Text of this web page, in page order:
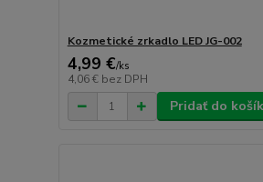
Kozmetické zrkadlo LED JG-002
4,99 €/ks
4,06 € bez DPH
Pridať do